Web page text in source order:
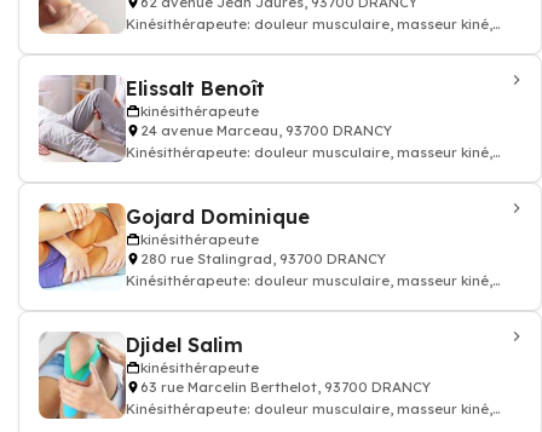
Kinésithérapeute: douleur musculaire, masseur kiné,
Elissalt Benoît
kinésithérapeute
24 avenue Marceau, 93700 DRANCY
Kinésithérapeute: douleur musculaire, masseur kiné,
Gojard Dominique
kinésithérapeute
280 rue Stalingrad, 93700 DRANCY
Kinésithérapeute: douleur musculaire, masseur kiné,
Djidel Salim
kinésithérapeute
63 rue Marcelin Berthelot, 93700 DRANCY
Kinésithérapeute: douleur musculaire, masseur kiné,